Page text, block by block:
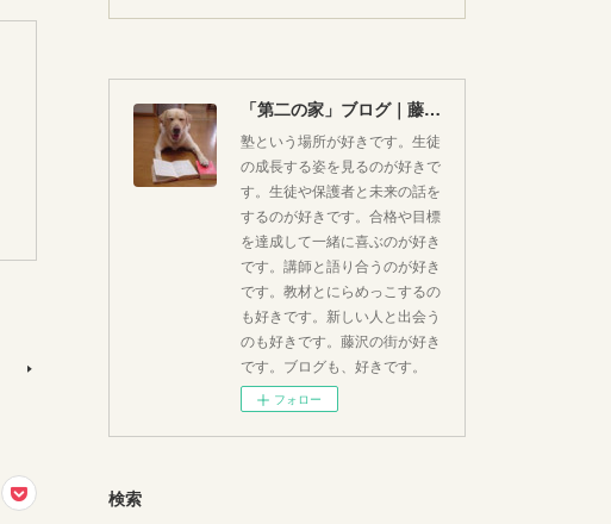
「第二の家」ブログ｜藤沢市の個別指導塾のお話
塾という場所が好きです。生徒
の成長する姿を見るのが好きで
す。生徒や保護者と未来の話を
するのが好きです。合格や目標
を達成して一緒に喜ぶのが好き
です。講師と語り合うのが好き
です。教材とにらめっこするの
も好きです。新しい人と出会う
のも好きです。藤沢の街が好き
です。ブログも、好きです。
フォロー
検索